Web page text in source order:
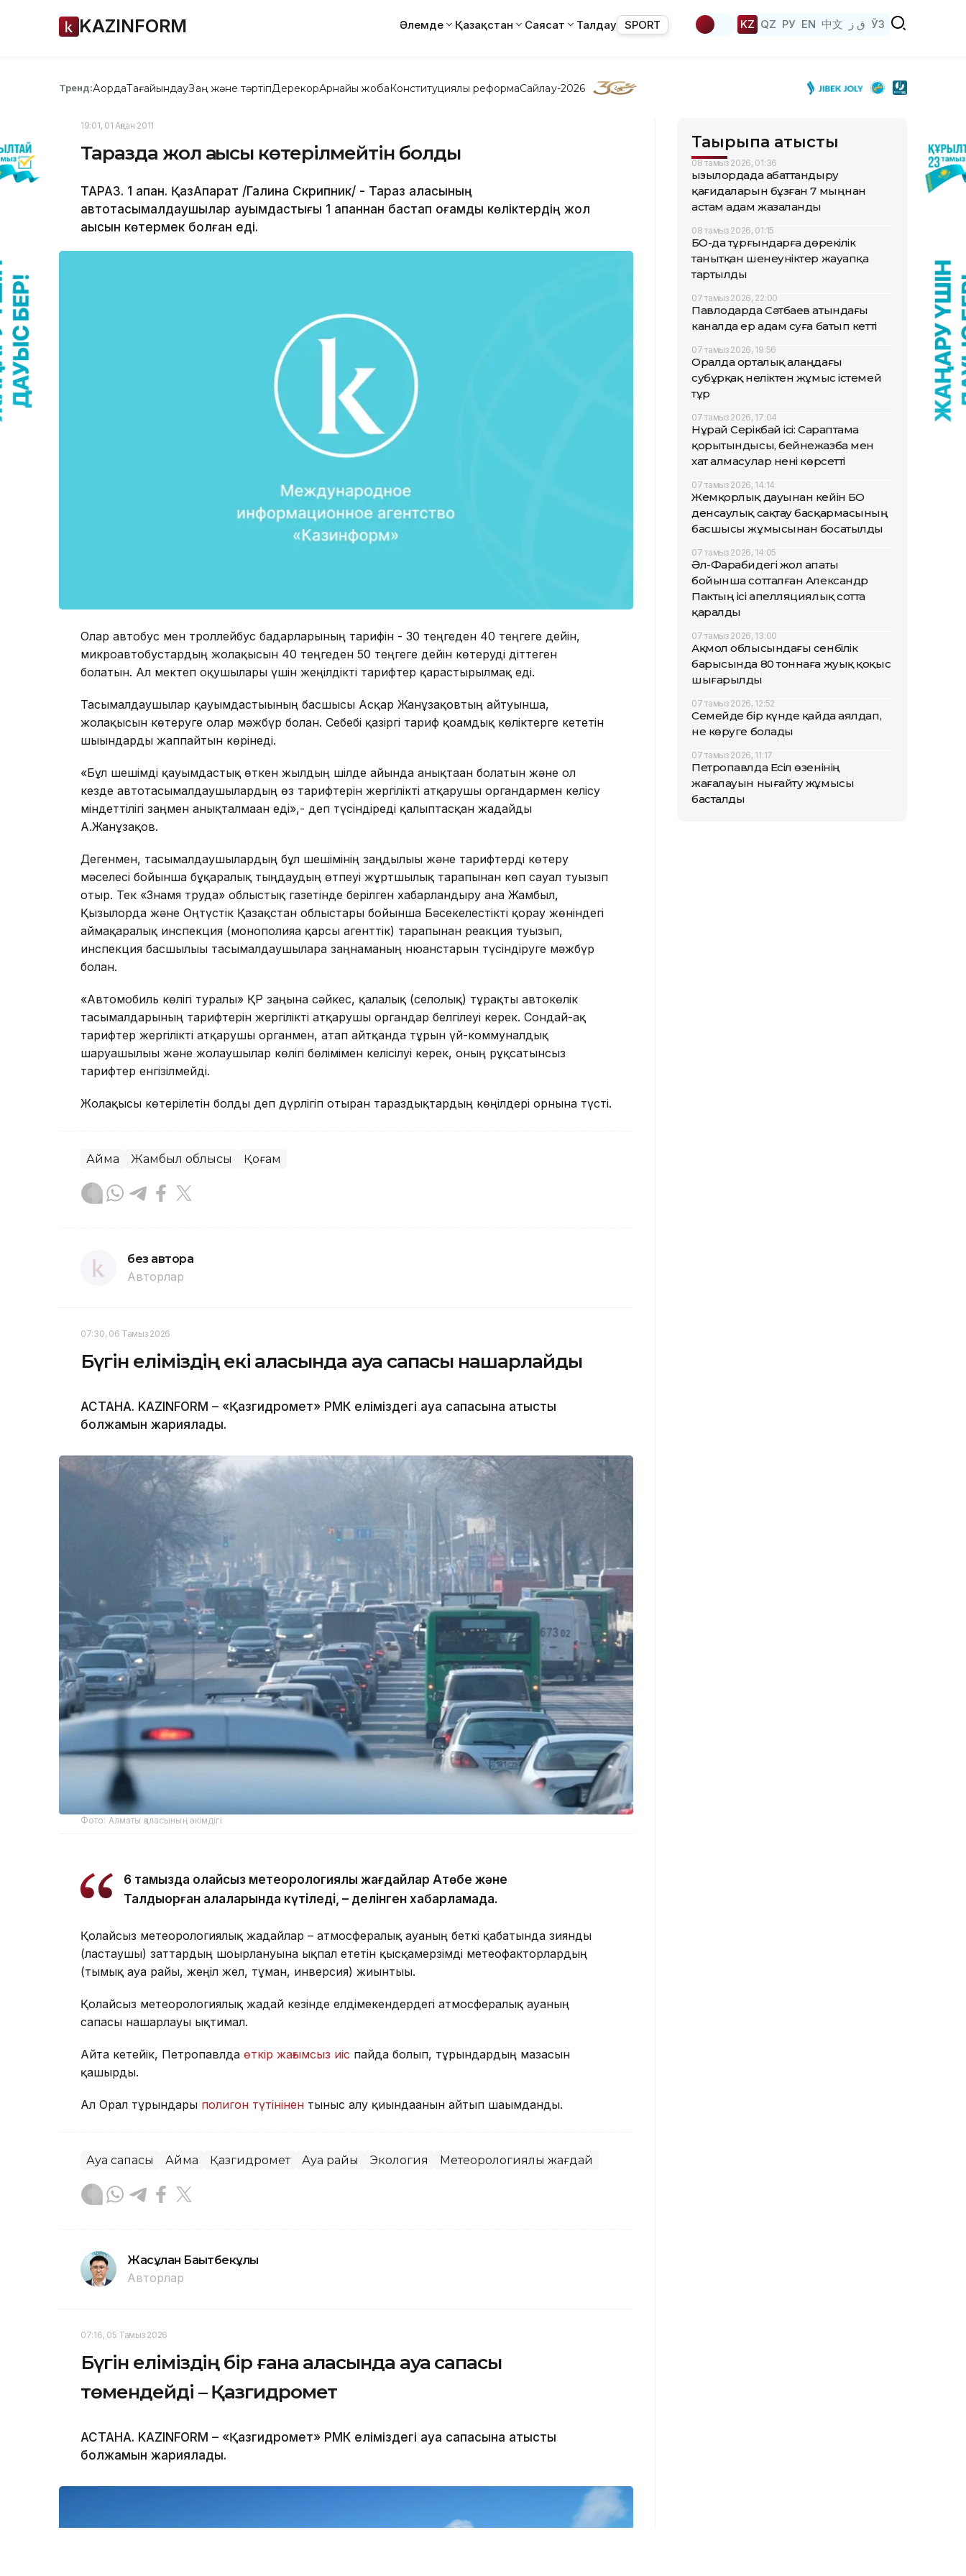
KAZINFORM Әлемде Қазақстан Саясат Талдау SPORT KZ QZ РУ EN 中文 ق ز ЎЗ
Тренд:АқордаТағайындауЗаң және тәртіпДерекқорАрнайы жобаКонституциялық реформаСайлау-2026
19:01, 01 Ақпан 2011
Таразда жол ақысы көтерілмейтін болды
ТАРАЗ. 1 ақпан. ҚазАқпарат /Галина Скрипник/ - Тараз қаласының
автотасымалдаушылар қауымдастығы 1 ақпаннан бастап қоғамдық көліктердің жол
ақысын көтермек болған еді.
Олар автобус мен троллейбус бағдарларының тарифін - 30 теңгеден 40 теңгеге дейін,
микроавтобустардың жолақысын 40 теңгеден 50 теңгеге дейін көтеруді діттеген
болатын. Ал мектеп оқушылары үшін жеңілдікті тарифтер қарастырылмақ еді.
Тасымалдаушылар қауымдастығының басшысы Асқар Жанұзақовтың айтуынша,
жолақысын көтеруге олар мәжбүр болған. Себебі қазіргі тариф қоғамдық көліктерге кететін
шығындарды жаппайтын көрінеді.
«Бұл шешімді қауымдастық өткен жылдың шілде айында анықтаған болатын және ол
кезде автотасымалдаушылардың өз тарифтерін жергілікті атқарушы органдармен келісу
міндеттілігі заңмен анықталмаған еді»,- деп түсіндіреді қалыптасқан жағдайды
А.Жанұзақов.
Дегенмен, тасымалдаушылардың бұл шешімінің заңдылығы және тарифтерді көтеру
мәселесі бойынша бұқаралық тыңдаудың өтпеуі жұртшылық тарапынан көп сауал туғызып
отыр. Тек «Знамя труда» облыстық газетінде берілген хабарландыру ғана Жамбыл,
Қызылорда және Оңтүстік Қазақстан облыстары бойынша Бәсекелестікті қорғау жөніндегі
аймақаралық инспекция (монополияға қарсы агенттік) тарапынан реакция туғызып,
инспекция басшылығы тасымалдаушыларға заңнаманың нюанстарын түсіндіруге мәжбүр
болған.
«Автомобиль көлігі туралы» ҚР заңына сәйкес, қалалық (селолық) тұрақты автокөлік
тасымалдарының тарифтерін жергілікті атқарушы органдар белгілеуі керек. Сондай-ақ
тарифтер жергілікті атқарушы органмен, атап айтқанда тұрғын үй-коммуналдық
шаруашылығы және жолаушылар көлігі бөлімімен келісілуі керек, оның рұқсатынсыз
тарифтер енгізілмейді.
Жолақысы көтерілетін болды деп дүрлігіп отырған тараздықтардың көңілдері орнына түсті.
Аймақ Жамбыл облысы Қоғам
без автора
Авторлар
07:30, 06 Тамыз 2026
Бүгін еліміздің екі қаласында ауа сапасы нашарлайды
АСТАНА. KAZINFORM – «Қазгидромет» РМК еліміздегі ауа сапасына қатысты
болжамын жариялады.
Фото: Алматы қаласының әкімдігі
6 тамызда қолайсыз метеорологиялық жағдайлар Ақтөбе және
Талдықорған қалаларында күтіледі, – делінген хабарламада.
Қолайсыз метеорологиялық жағдайлар – атмосфералық ауаның беткі қабатында зиянды
(ластаушы) заттардың шоғырлануына ықпал ететін қысқамерзімді метеофакторлардың
(тымық ауа райы, жеңіл жел, тұман, инверсия) жиынтығы.
Қолайсыз метеорологиялық жағдай кезінде елдімекендердегі атмосфералық ауаның
сапасы нашарлауы ықтимал.
Айта кетейік, Петропавлда өткір жағымсыз иіс пайда болып, тұрғындардың мазасын
қашырды.
Ал Орал тұрғындары полигон түтінінен тыныс алу қиындағанын айтып шағымданды.
Ауа сапасы Аймақ Қазгидромет Ауа райы Экология Метеорологиялық жағдай
Жасұлан Бақытбекұлы
Авторлар
07:16, 05 Тамыз 2026
Бүгін еліміздің бір ғана қаласында ауа сапасы
төмендейді – Қазгидромет
АСТАНА. KAZINFORM – «Қазгидромет» РМК еліміздегі ауа сапасына қатысты
болжамын жариялады.
Тақырыпқа қатысты
08 тамыз 2026, 01:36
Қызылордада абаттандыру
қағидаларын бұзған 7 мыңнан
астам адам жазаланды
08 тамыз 2026, 01:15
БҚО-да тұрғындарға дөрекілік
танытқан шенеуніктер жауапқа
тартылды
07 тамыз 2026, 22:00
Павлодарда Сәтбаев атындағы
каналда ер адам суға батып кетті
07 тамыз 2026, 19:56
Оралда орталық алаңдағы
субұрқақ неліктен жұмыс істемей
тұр
07 тамыз 2026, 17:04
Нұрай Серікбай ісі: Сараптама
қорытындысы, бейнежазба мен
хат алмасулар нені көрсетті
07 тамыз 2026, 14:14
Жемқорлық дауынан кейін БҚО
денсаулық сақтау басқармасының
басшысы жұмысынан босатылды
07 тамыз 2026, 14:05
Әл-Фарабидегі жол апаты
бойынша сотталған Александр
Пактың ісі апелляциялық сотта
қаралды
07 тамыз 2026, 13:00
Ақмол облысындағы сенбілік
барысында 80 тоннаға жуық қоқыс
шығарылды
07 тамыз 2026, 12:52
Семейде бір күнде қайда аялдап,
не көруге болады
07 тамыз 2026, 11:17
Петропавлда Есіл өзенінің
жағалауын нығайту жұмысы
басталды